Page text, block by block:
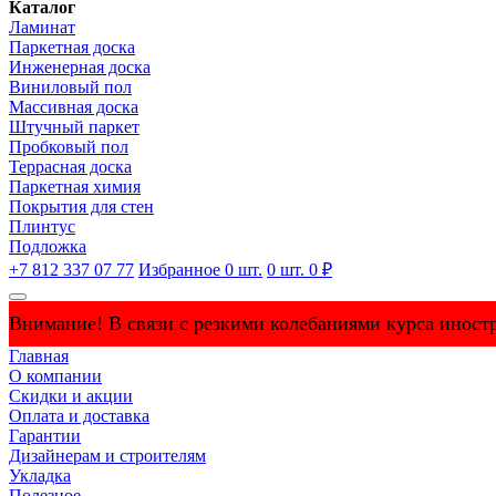
Каталог
Ламинат
Паркетная доска
Инженерная доска
Виниловый пол
Массивная доска
Штучный паркет
Пробковый пол
Террасная доска
Паркетная химия
Покрытия для стен
Плинтус
Подложка
+7 812 337 07 77 Избранное 0 шт. 0 шт. 0 ₽
Внимание! В связи с резкими колебаниями курса
Главная
О компании
Скидки и акции
Оплата и доставка
Гарантии
Дизайнерам и строителям
Укладка